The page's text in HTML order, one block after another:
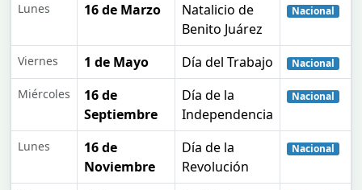
Lunes 16 de Marzo
Natalicio de
Benito Juárez
Nacional
Viernes 1 de Mayo Día del Trabajo Nacional
Miércoles
16 de
Septiembre
Día de la
Independencia
Nacional
Lunes
16 de
Noviembre
Día de la
Revolución
Nacional